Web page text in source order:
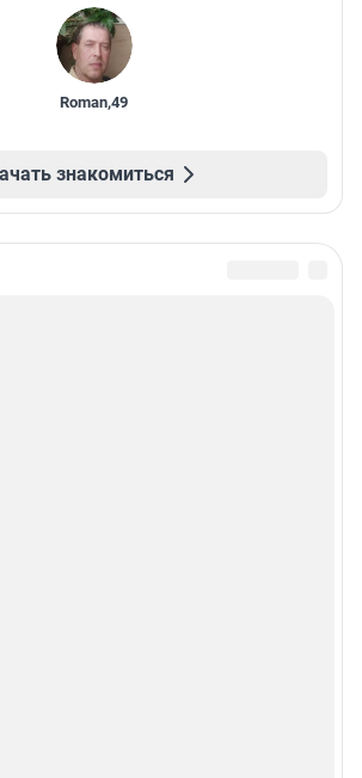
Roman,49
знакомиться